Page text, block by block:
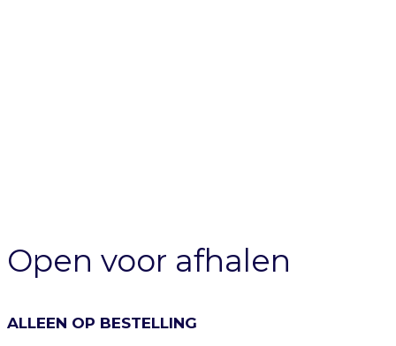
Open voor afhalen
ALLEEN OP BESTELLING